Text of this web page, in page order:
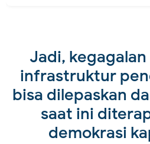
Jadi,
infrastruktur
bisa dilepaskan
saat ini
demokrasi